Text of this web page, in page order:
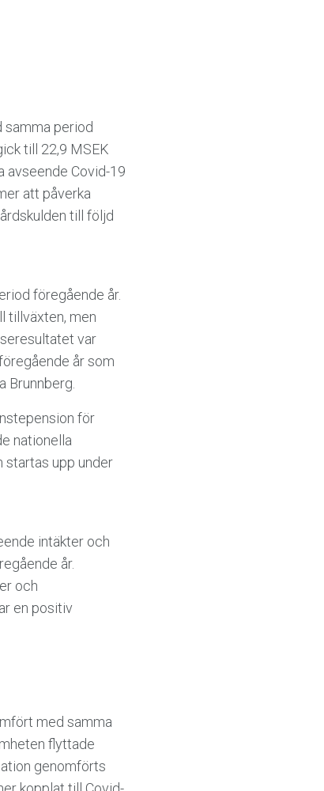
samma period
till 22,9 MSEK
avseende Covid-19
att påverka
till följd
föregående år.
tillväxten, men
var
år som
Brunnberg.
för
nationella
startas upp under
intäkter och
år.
och
en positiv
med samma
flyttade
genomförts